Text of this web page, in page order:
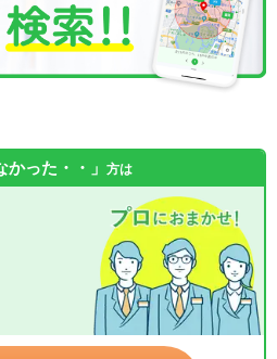
かった・・」 方は